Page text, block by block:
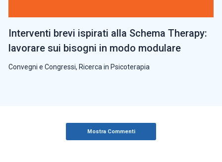
Interventi brevi ispirati alla Schema Therapy:
lavorare sui bisogni in modo modulare
Convegni e Congressi, Ricerca in Psicoterapia
Mostra Commenti